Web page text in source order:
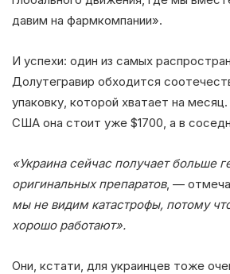
давим на фармкомпании».
И успехи: один из самых
Долутегравир обходится
упаковку, которой хватает на
США она стоит уже $1700, а в
«Украина сейчас получает больше
оригинальных препаратов, —
мы не видим катастрофы, потому
хорошо работают».
Они, кстати, для украинцев тоже